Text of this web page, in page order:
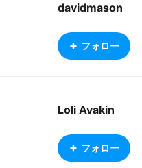
davidmason
フォロー
Loli Avakin
フォロー